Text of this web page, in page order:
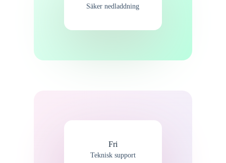
Säker nedladdning
Fri
Teknisk support